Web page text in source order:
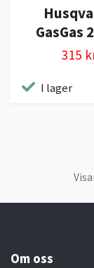
GasGas
315
I lager
Om oss